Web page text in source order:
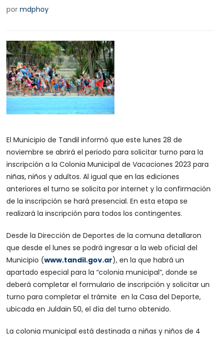
pormdphoy
El Municipio de Tandil informó que este lunes 28 de
noviembre se abrirá el periodo para solicitar turno para la
inscripción a la Colonia Municipal de Vacaciones 2023 para
niñas, niños y adultos. Al igual que en las ediciones
anteriores el turno se solicita por internet y la confirmación
de la inscripción se hará presencial. En esta etapa se
realizará la inscripción para todos los contingentes.
Desde la Dirección de Deportes de la comuna detallaron
que desde el lunes se podrá ingresar a la web oficial del
Municipio (www.tandil.gov.ar), en la que habrá un
apartado especial para la “colonia municipal”, donde se
deberá completar el formulario de inscripción y solicitar un
turno para completar el trámite en la Casa del Deporte,
ubicada en Juldain 50, el día del turno obtenido.
La colonia municipal está destinada a niñas y niños de 4